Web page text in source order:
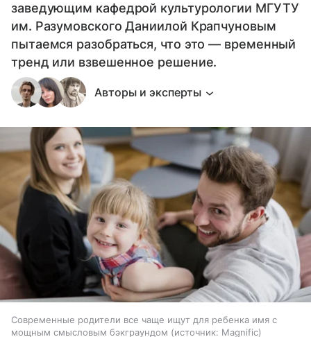
заведующим кафедрой культурологии МГУТУ
им. Разумовского Даниилой Крапчуновым
пытаемся разобраться, что это — временный
тренд или взвешенное решение.
Авторы и эксперты
Современные родители все чаще ищут для ребенка имя с
мощным смысловым бэкграундом
источник: Magnific